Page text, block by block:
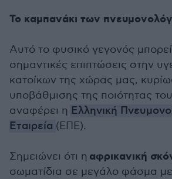
Το καμπανάκι των
Αυτό το φυσικό γεγονός μπορεί
σημαντικές επιπτώσεις στην
κατοίκων της χώρας μας,
υποβάθμισης της ποιότητας
αναφέρει η Ελληνική
Εταιρεία (ΕΠΕ).
Σημειώνει ότι η αφρικανική
σωματίδια σε μεγάλο φάσμα